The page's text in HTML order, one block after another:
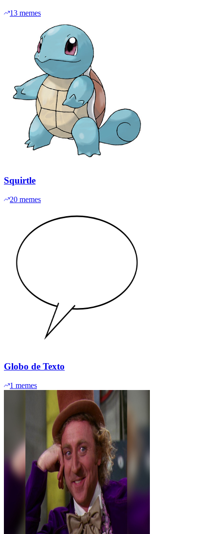
13 memes
Squirtle
20 memes
Globo de Texto
1 memes